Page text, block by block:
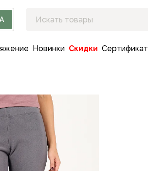
Новинки Скидки Сертификат